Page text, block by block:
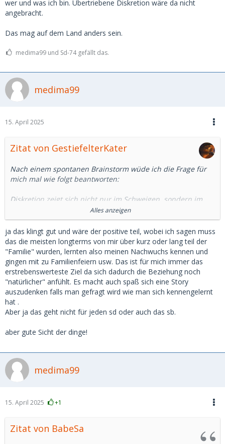
wer und was ich bin. Übertriebene Diskretion wäre da nicht
angebracht.
Das mag auf dem Land anders sein.
medima99 und Sd-74 gefällt das.
medima99
15. April 2025
Zitat von GestiefelterKater
Nach einem spontanen Brainstorm wüde ich die Frage für
mich mal wie folgt beantworten:
Diskretion zeigt sich nicht nur im Schweigen, sondern im
Verhalten als Ganzes. Sie beginnt bei gutem Benehmen und
angemessener Kleidung, setzt sich in einer respektvollen,
klar artikulierten Kommunikation fort und zeigt sich
besonders im Umgang mit sensiblen Themen.
Dazu gehört, dass persönliche Informationen – etwa über
Freundeskreise oder mögliche bestehende Beziehungen –
vertraulich behandelt werden. Es geht darum, kein
Aufsehen zu erregen, keine Szene zu machen, und stets mit
einem feinen Gespür für die Situation zu wissen, was gesagt
werden kann – und was besser unausgesprochen bleibt.
Diskretion bedeutet also vor allem eines: Umsicht, Stil und
ein Bewusstsein dafür, dass gewisse Dinge am besten unter
uns bleiben.
Immer mit dem Gedanken im Hinterkopf das beide Parteien
ausserhalb des Arrangements wieder eine andere Rolle
Alles anzeigen
ja das klingt gut und wäre der positive teil, wobei ich sagen muss
das die meisten longterms von mir über kurz oder lang teil der
"Familie" wurden, lernten also meinen Nachwuchs kennen und
gingen mit zu Familienfeiern usw. Das ist für mich immer das
erstrebenswerteste Ziel da sich dadurch die Beziehung noch
"natürlicher" anfühlt. Es macht auch spaß sich eine Story
auszudenken falls man gefragt wird wie man sich kennengelernt
hat .
Aber ja das geht nicht für jeden sd oder auch das sb.
aber gute Sicht der dinge!
medima99
15. April 2025 +1
Zitat von BabeSa